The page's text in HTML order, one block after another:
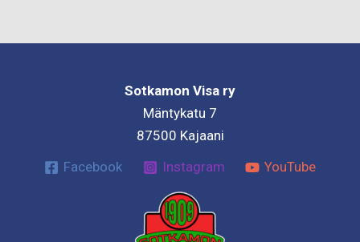
Sotkamon Visa ry
Mäntykatu 7
87500 Kajaani
Facebook
Instagram YouTube